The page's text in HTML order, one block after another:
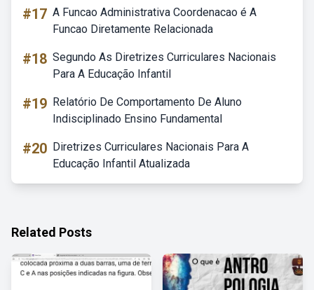
#17 A Funcao Administrativa Coordenacao é A
Funcao Diretamente Relacionada
#18 Segundo As Diretrizes Curriculares Nacionais
Para A Educação Infantil
#19 Relatório De Comportamento De Aluno
Indisciplinado Ensino Fundamental
#20 Diretrizes Curriculares Nacionais Para A
Educação Infantil Atualizada
Related Posts